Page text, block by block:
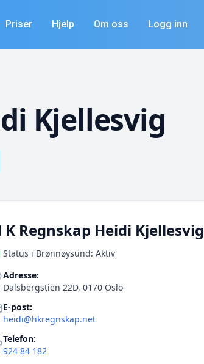
Priser Hjelp Om oss Logg inn
Kjellesvig
K Regnskap Heidi Kjellesvig
Status i Brønnøysund: Aktiv
Adresse:
Dalsbergstien 22D, 0170 Oslo
E-post:
heidi@hkregnskap.net
Telefon:
924 84 182